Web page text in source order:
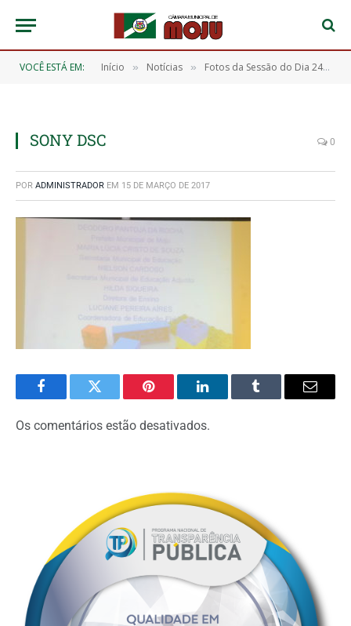
VOCÊ ESTÁ EM: Início » Notícias » Fotos da Sessão do Dia 24/02/2017
SONY DSC 0
POR ADMINISTRADOR EM 15 DE MARÇO DE 2017
FacebookTwitter Pinterest O
LinkedIn
Tumblr
E-
Os comentários estão desativados.